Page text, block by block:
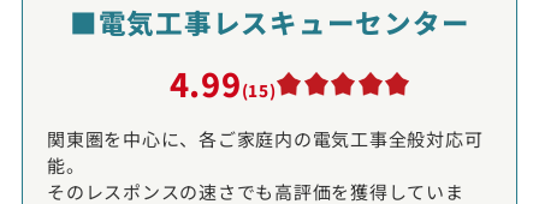
■電気工事レスキューセンター
4.99(15)
関東圏を中心に、各ご家庭内の電気工事全般対応可
能。
そのレスポンスの速さでも高評価を獲得していま